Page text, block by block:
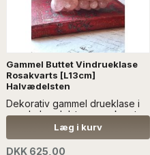
Gammel Buttet Vindrueklase
Rosakvarts [L13cm]
Halvædelsten
Dekorativ gammel drueklase i
rosa halvædelsten, rosakvarts.
Meget dekorativ. Og en
genstand, man har lyst til at røre
ved...Læs mere info SÆLGES
Læg i kurv
DKK 625,00